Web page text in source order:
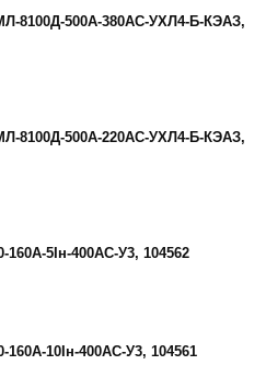
8100Д-500А-380AC-УХЛ4-Б-КЭАЗ,
8100Д-500А-220AC-УХЛ4-Б-КЭАЗ,
160А-5Iн-400AC-У3, 104562
160А-10Iн-400AC-У3, 104561